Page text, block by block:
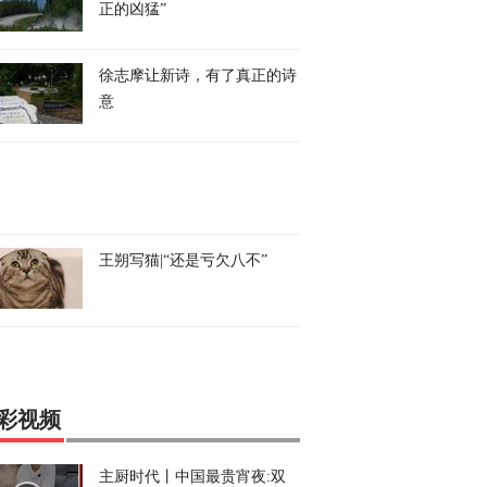
正的凶猛”
徐志摩让新诗，有了真正的诗
意
王朔写猫|“还是亏欠八不”
视频
主厨时代丨中国最贵宵夜:双